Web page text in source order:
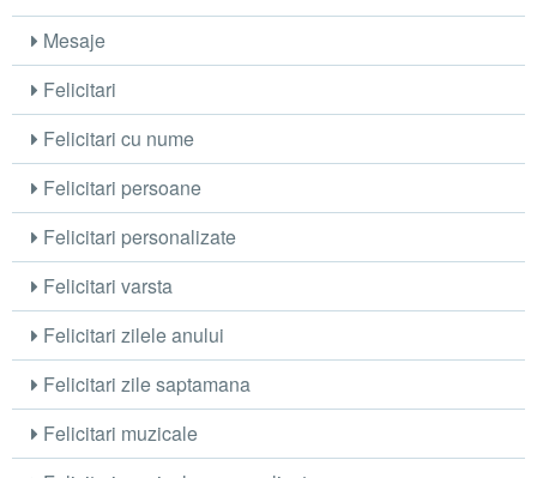
Mesaje
Felicitari
Felicitari cu nume
Felicitari persoane
Felicitari personalizate
Felicitari varsta
Felicitari zilele anului
Felicitari zile saptamana
Felicitari muzicale